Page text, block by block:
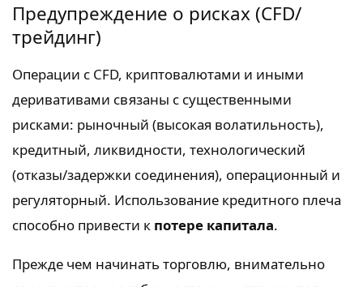
Предупреждение о рисках (CFD/
трейдинг)
Операции с CFD, криптовалютами и иными
деривативами связаны с существенными
рисками: рыночный (высокая волатильность),
кредитный, ликвидности, технологический
(отказы/задержки соединения), операционный и
регуляторный. Использование кредитного плеча
способно привести к потере капитала.
Прежде чем начинать торговлю, внимательно